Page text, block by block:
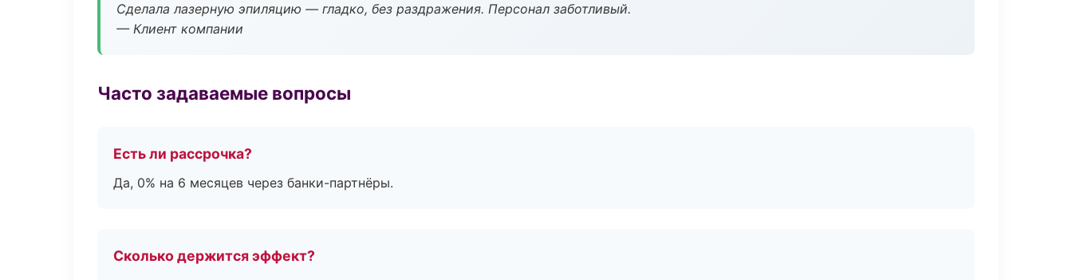
Сделала лазерную эпиляцию — гладко, без раздражения. Персонал заботливый.
— Клиент компании
Часто задаваемые вопросы
Есть ли рассрочка?
Да, 0% на 6 месяцев через банки-партнёры.
Сколько держится эффект?